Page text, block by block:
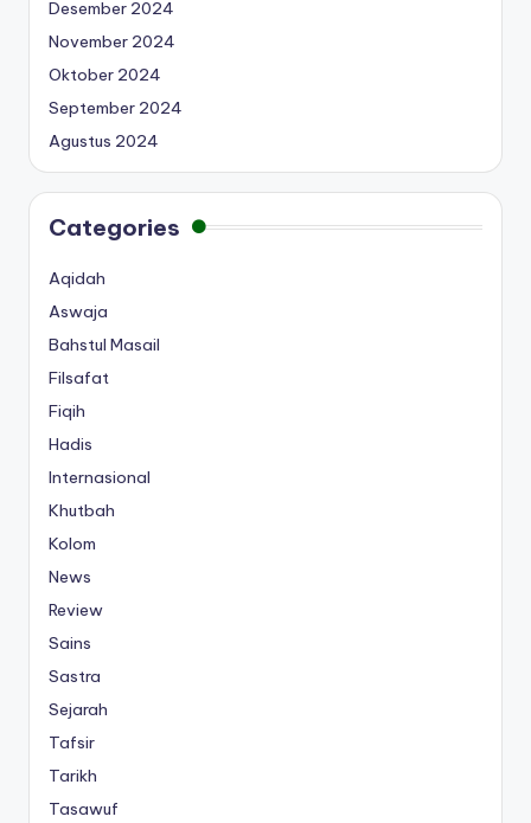
Desember 2024
November 2024
Oktober 2024
September 2024
Agustus 2024
Categories
Aqidah
Aswaja
Bahstul Masail
Filsafat
Fiqih
Hadis
Internasional
Khutbah
Kolom
News
Review
Sains
Sastra
Sejarah
Tafsir
Tarikh
Tasawuf